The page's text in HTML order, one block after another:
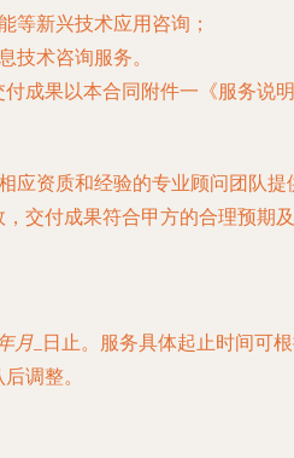
等新兴技术应用咨询；
技术咨询服务。
成果以本合同附件一《服务说明
应资质和经验的专业顾问团队提
交付成果符合甲方的合理预期及
月 _日止。服务具体起止时间可
调整。